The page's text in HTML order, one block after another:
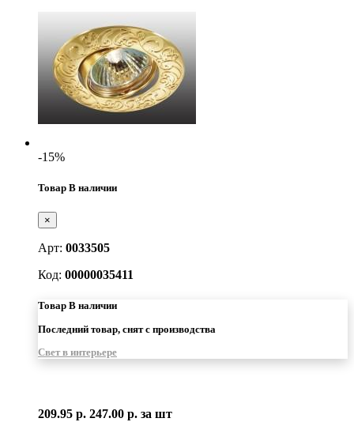
-15%
Товар В наличии
×
Арт: 0033505
Код: 00000035411
Товар В наличии
Последний товар, снят с производства
Свет в интерьере
209.95 р. 247.00 р. за шт